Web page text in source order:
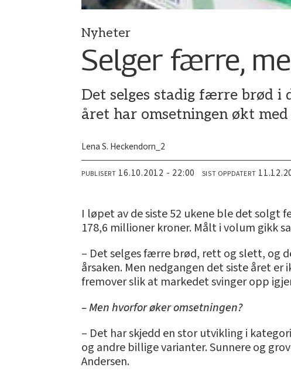
Nyheter
Selger færre,
Det selges stadig færre brød i
året har omsetningen økt
Lena S. Heckendorn_2
PUBLISERT 16.10.2012 - 22:00 SIST OPPDATERT
I løpet av de siste 52 ukene ble det solgt
178,6 millioner kroner. Målt i volum gikk
– Det selges færre brød, rett og slett, og
årsaken. Men nedgangen det siste året
fremover slik at markedet svinger opp
– Men hvorfor øker omsetningen?
– Det har skjedd en stor utvikling i
og andre billige varianter. Sunnere og
Andersen.